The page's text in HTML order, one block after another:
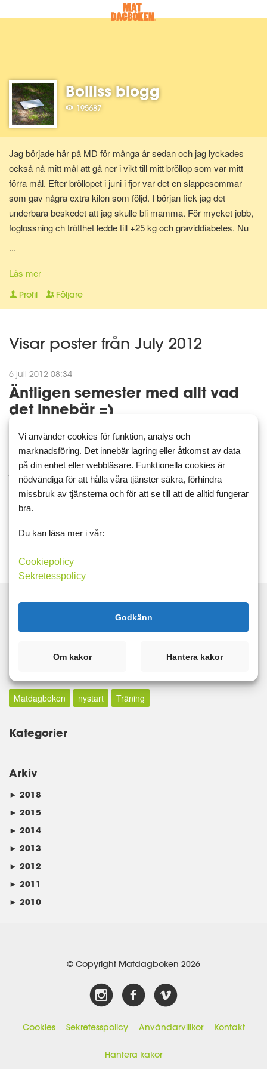
Bolliss blogg
195687
Jag började här på MD för många år sedan och jag lyckades
också nå mitt mål att gå ner i vikt till mitt bröllop som var mitt
förra mål. Efter bröllopet i juni i fjor var det en slappesommar
som gav några extra kilon som följd. I början fick jag det
underbara beskedet att jag skulle bli mamma. För mycket jobb,
foglossning ch trötthet ledde till +25 kg och graviddiabetes. Nu
...
Läs mer
Profil Följare
Visar poster från July 2012
6 juli 2012 08:34
Äntligen semester med allt vad
det innebär =)
Tänk så skönt det ska bli med semester. Har äntligen fått klart en
sak på jobbet som jag var tvungen att få klart och nu väntar bara
en dag med att fixa det sista. Sen känns det ju inte sämre av att
jag äntligen kommit igång med min träning p...
Träning
Taggar
Matdagboken nystart Träning
Kategorier
Arkiv
► 2018
► 2015
► 2014
► 2013
► 2012
► 2011
► 2010
© Copyright Matdagboken 2026
Cookies Sekretesspolicy Användarvillkor Kontakt
Hantera kakor
Vi använder cookies för funktion, analys och
marknadsföring. Det innebär lagring eller åtkomst av data
på din enhet eller webbläsare. Funktionella cookies är
nödvändiga för att hålla våra tjänster säkra, förhindra
missbruk av tjänsterna och för att se till att de alltid fungerar
bra.
Du kan läsa mer i vår:
Cookiepolicy
Sekretesspolicy
Godkänn
Om kakor Hantera kakor